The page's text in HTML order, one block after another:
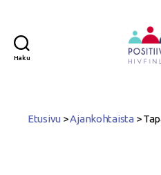
Haku
Etusivu >Ajankohtaista >